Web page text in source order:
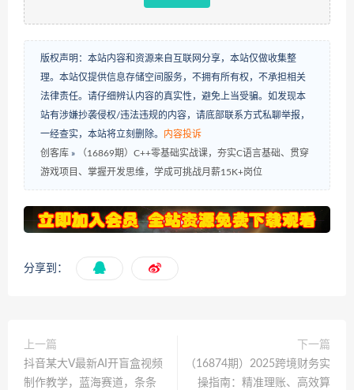
版权声明：本站内容和资源来自互联网分享，本站仅做收集整
理。本站仅提供信息存储空间服务，不拥有所有权，不承担相关
法律责任。请仔细辨认内容的真实性，避免上当受骗。如发现本
站有涉嫌抄袭侵权/违法违规的内容，请底部联系方式私聊举报，
一经查实，本站将立刻删除。 内容投诉
创客库 »
（16869期）C++零基础实战课，夯实C语言基础、贯穿
游戏项目、掌握开发思维，学成可挑战月薪15K+岗位
分享到：
上一篇
抖音某大V最新AI开盲盒视频
制作教学，蓝海赛道，条条
下一篇
（16874期）2025跨境财务实
操指南：精准理账、高效算